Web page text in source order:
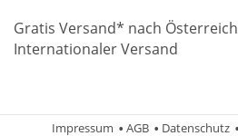
Gratis Versand* nach Österreich
Internationaler Versand
Impressum AGB Datenschutz